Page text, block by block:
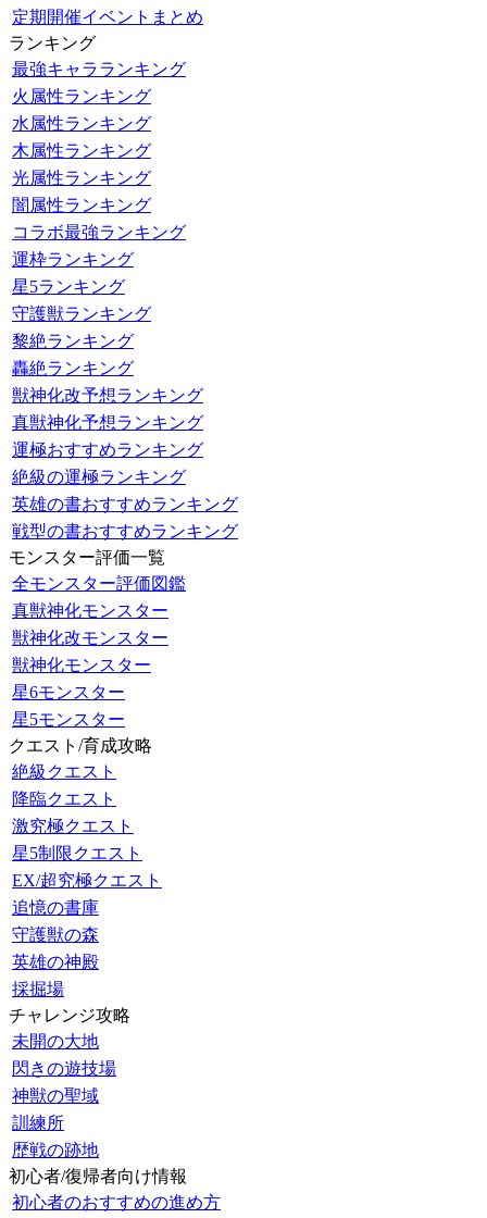
定期開催イベントまとめ
ランキング
最強キャラランキング
火属性ランキング
水属性ランキング
木属性ランキング
光属性ランキング
闇属性ランキング
コラボ最強ランキング
運枠ランキング
星5ランキング
守護獣ランキング
黎絶ランキング
轟絶ランキング
獣神化改予想ランキング
真獣神化予想ランキング
運極おすすめランキング
絶級の運極ランキング
英雄の書おすすめランキング
戦型の書おすすめランキング
モンスター評価一覧
全モンスター評価図鑑
真獣神化モンスター
獣神化改モンスター
獣神化モンスター
星6モンスター
星5モンスター
クエスト/育成攻略
絶級クエスト
降臨クエスト
激究極クエスト
星5制限クエスト
EX/超究極クエスト
追憶の書庫
守護獣の森
英雄の神殿
採掘場
チャレンジ攻略
未開の大地
閃きの遊技場
神獣の聖域
訓練所
歴戦の跡地
初心者/復帰者向け情報
初心者のおすすめの進め方